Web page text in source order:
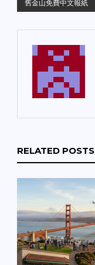
舊金山免費中文報紙
RELATED POSTS